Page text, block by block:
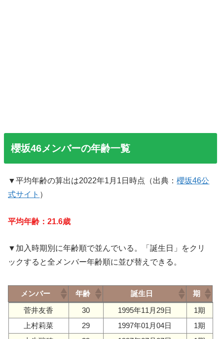
櫻坂46メンバーの年齢一覧
▼平均年齢の算出は2022年1月1日時点（出典：櫻坂46公
式サイト ）
平均年齢：21.6歳
▼加入時期別に年齢順で並んでいる。「誕生日」をクリ
ックすると全メンバー年齢順に並び替えできる。
メンバー 年齢 誕生日
期
メンバー
年齢 誕生日 期
菅井友香 30 1995年11月29日
1期
上村莉菜
29 1997年01月04日
1期